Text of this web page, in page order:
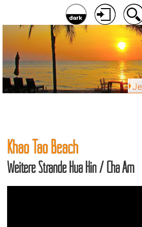
Khao Tao Beach
Weitere Strände Hua Hin / Cha Am